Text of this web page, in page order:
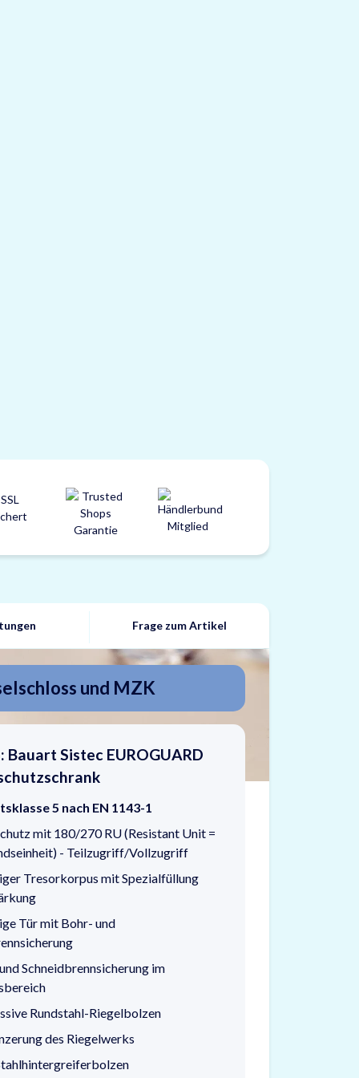
Frage zum Artikel
und MZK
Bauart Sistec EUROGUARD
5 nach EN 1143-1
mit 180/270 RU (Resistant Unit =
- Teilzugriff/Vollzugriff
Tresorkorpus mit Spezialfüllung
Tür mit Bohr- und
Schneidbrennsicherung im
Rundstahl-Riegelbolzen
des Riegelwerks